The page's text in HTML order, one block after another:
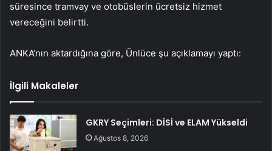
süresince tramvay ve otobüslerin ücretsiz hizmet
vereceğini belirtti.
ANKA’nın aktardığına göre, Ünlüce şu açıklamayı yaptı:
İlgili Makaleler
GKRY Seçimleri: DİSİ ve ELAM Yükseldi
Ağustos 8, 2026